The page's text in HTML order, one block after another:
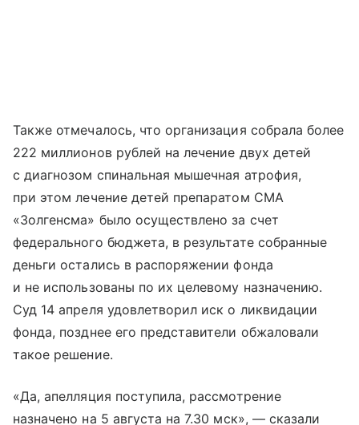
Также отмечалось, что организация собрала более
222 миллионов рублей на лечение двух детей
с диагнозом спинальная мышечная атрофия,
при этом лечение детей препаратом СМА
«Золгенсма» было осуществлено за счет
федерального бюджета, в результате собранные
деньги остались в распоряжении фонда
и не использованы по их целевому назначению.
Суд 14 апреля удовлетворил иск о ликвидации
фонда, позднее его представители обжаловали
такое решение.
«Да, апелляция поступила, рассмотрение
назначено на 5 августа на 7.30 мск», — сказали